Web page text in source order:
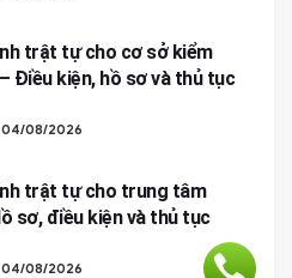
trật tự cho cơ sở kiểm
Điều kiện, hồ sơ và thủ tục
04/08/2026
trật tự cho trung tâm
sơ, điều kiện và thủ tục
04/08/2026